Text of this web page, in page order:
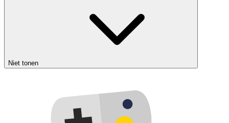
Niet tonen